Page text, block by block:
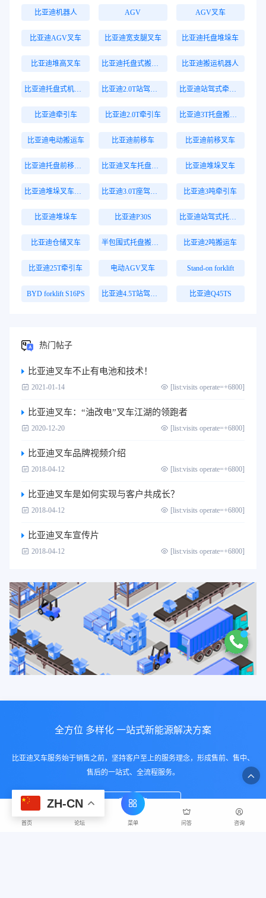
比亚迪机器人 AGV AGV叉车
比亚迪AGV叉车 比亚迪宽支腿叉车 比亚迪托盘堆垛车
比亚迪堆高叉车 比亚迪搬运机器人
比亚迪站驾式牵引车
比亚迪牵引车 比亚迪2.0T牵引车 比亚迪3T托盘搬运车
比亚迪电动搬运车 比亚迪前移车 比亚迪前移叉车
比亚迪堆垛叉车
比亚迪3吨牵引车
比亚迪堆垛车 比亚迪P30S 比亚迪站驾式托盘搬运车
比亚迪仓储叉车 比亚迪2吨搬运车
比亚迪25T牵引车 电动AGV叉车 Stand-on forklift
BYD forklift S16PS 比亚迪Q45TS
热门帖子
比亚迪叉车不止有电池和技术！
2021-01-14 [list:visits operate=+6800]
比亚迪叉车：“油改电”叉车江湖的领跑者
2020-12-20 [list:visits operate=+6800]
比亚迪叉车品牌视频介绍
2018-04-12 [list:visits operate=+6800]
比亚迪叉车是如何实现与客户共成长？
2018-04-12 [list:visits operate=+6800]
比亚迪叉车宣传片
2018-04-12 [list:visits operate=+6800]
全方位 多样化 一站式新能源解决方案
比亚迪叉车服务始于销售之前，坚持客户至上的服务理念，形成售前、售中、
售后的一站式、全流程服务。
立即咨询
首页 论坛 菜单 问答 咨询
ZH-CN